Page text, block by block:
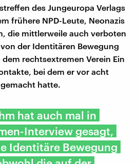
des Jungeuropa Verlags
frühere NPD-Leute, Neonazis
die mittlerweile auch verboten
der Identitären Bewegung
rechtsextremen Verein Ein
bei dem er vor acht
hatte.
hat auch mal in
Interview gesagt,
Identitäre Bewegung